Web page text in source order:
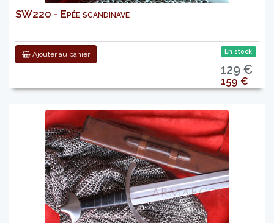
SW220 - Epée scandinave
Ajouter au panier En stock
129 €
159 €